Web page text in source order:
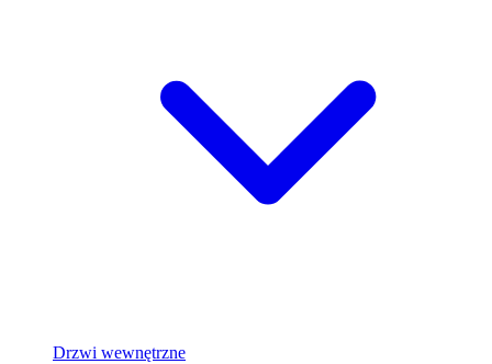
Drzwi wewnętrzne